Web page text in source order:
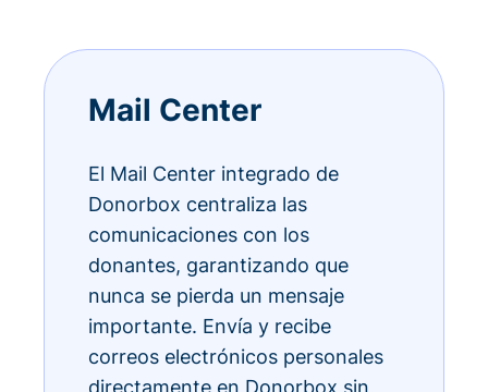
Mail Center
El Mail Center integrado de
Donorbox centraliza las
comunicaciones con los
donantes, garantizando que
nunca se pierda un mensaje
importante. Envía y recibe
correos electrónicos personales
directamente en Donorbox sin